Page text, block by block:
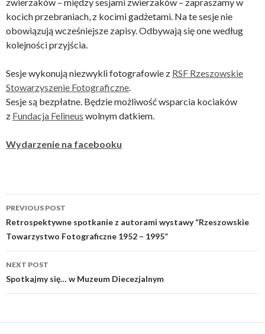
kocich przebraniach, z kocimi gadżetami. Na te sesje nie
obowiązują wcześniejsze zapisy. Odbywają się one według
kolejności przyjścia.
Sesje wykonują niezwykli fotografowie z RSF Rzeszowskie
Stowarzyszenie Fotograficzne.
Sesje są bezpłatne. Będzie możliwość wsparcia kociaków
z Fundacja Felineus wolnym datkiem.
Wydarzenie na facebooku
Post
navigation
PREVIOUS POST
Retrospektywne spotkanie z autorami wystawy “Rzeszowskie
Towarzystwo Fotograficzne 1952 – 1995”
NEXT POST
Spotkajmy się… w Muzeum Diecezjalnym